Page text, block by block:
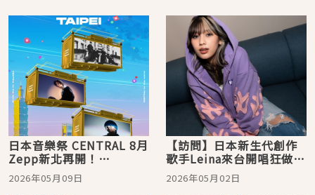
日本音樂祭 CENTRAL 8月
Zepp新北再開！
UVERworld、jo0ji、
yama 強勢陣容公開
2026年05月09日
【訪問】日本新生代創作
歌手Leina來台開唱狂做功
課！為對發票學中文「想
中獎再回來」
2026年05月02日